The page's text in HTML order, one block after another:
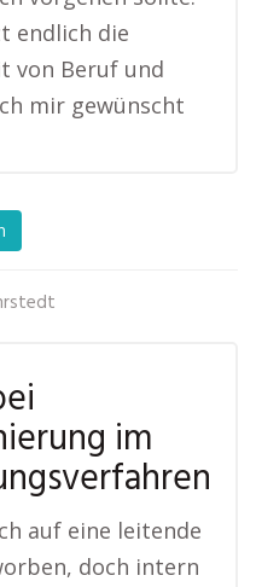
endlich die
von Beruf und
mir gewünscht
im
auf eine leitende
doch intern